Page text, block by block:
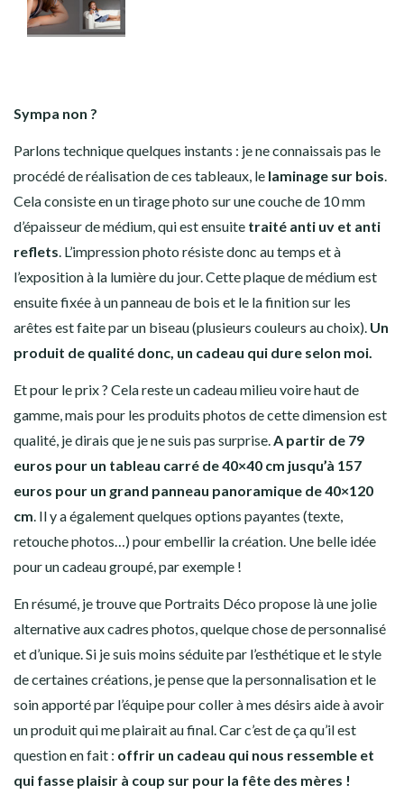
Sympa non ?
Parlons technique quelques instants : je ne connaissais pas le
procédé de réalisation de ces tableaux, le laminage sur bois
Cela consiste en un tirage photo sur une couche de 10 mm
d’épaisseur de médium, qui est ensuite traité anti uv et anti
reflets . L’impression photo résiste donc au temps et à
l’exposition à la lumière du jour. Cette plaque de médium est
ensuite fixée à un panneau de bois et le la finition sur les
arêtes est faite par un biseau (plusieurs couleurs au choix). Un
produit de qualité donc, un cadeau qui dure selon moi.
Et pour le prix ? Cela reste un cadeau milieu voire haut de
gamme, mais pour les produits photos de cette dimension est
qualité, je dirais que je ne suis pas surprise. A partir de 79
euros pour un tableau carré de 40×40 cm jusqu’à 157
euros pour un grand panneau panoramique de 40×120
cm . Il y a également quelques options payantes (texte,
retouche photos…) pour embellir la création. Une belle idée
pour un cadeau groupé, par exemple !
En résumé, je trouve que Portraits Déco propose là une jolie
alternative aux cadres photos, quelque chose de personnalisé
et d’unique. Si je suis moins séduite par l’esthétique et le style
de certaines créations, je pense que la personnalisation et le
soin apporté par l’équipe pour coller à mes désirs aide à avoir
un produit qui me plairait au final. Car c’est de ça qu’il est
question en fait : offrir un cadeau qui nous ressemble et
qui fasse plaisir à coup sur pour la fête des mères !